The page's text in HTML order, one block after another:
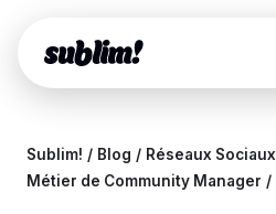
Site web
Sublim! Blog
Réseaux Sociaux
Métier de Community Manager